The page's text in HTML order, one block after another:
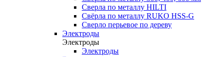
Сверла по металлу HILTI
Свёрла по металлу RUKO HSS-G
Сверло перьевое по дереву
Электроды
Электроды
Электроды